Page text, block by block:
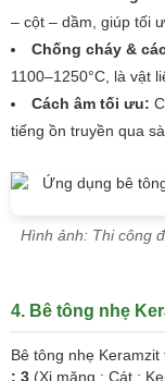
– cột – dầm, giúp tối
Chống cháy &
1100–1250°C, là vật
Cách âm tối ưu:
tiếng ồn truyền qua
Hình ảnh: Thi công
4. Bê tông nhẹ
Bê tông nhẹ
: 3 (Xi măng : Cát :